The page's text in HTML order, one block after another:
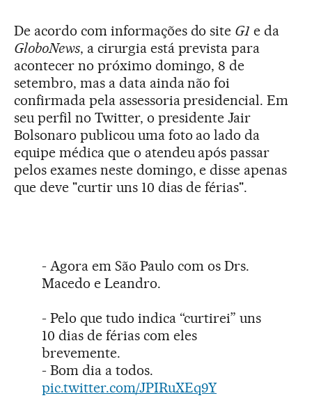
De acordo com informações do site G1 e da
GloboNews, a cirurgia está prevista para
acontecer no próximo domingo, 8 de
setembro, mas a data ainda não foi
confirmada pela assessoria presidencial. Em
seu perfil no Twitter, o presidente Jair
Bolsonaro publicou uma foto ao lado da
equipe médica que o atendeu após passar
pelos exames neste domingo, e disse apenas
que deve "curtir uns 10 dias de férias".
- Agora em São Paulo com os Drs.
Macedo e Leandro.
- Pelo que tudo indica “curtirei” uns
10 dias de férias com eles
brevemente.
- Bom dia a todos.
pic.twitter.com/JPIRuXEq9Y